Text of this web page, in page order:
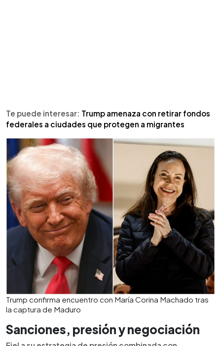
Te puede interesar: Trump amenaza con retirar fondos
federales a ciudades que protegen a migrantes
Trump confirma encuentro con María Corina Machado tras
la captura de Maduro
Sanciones, presión y negociación